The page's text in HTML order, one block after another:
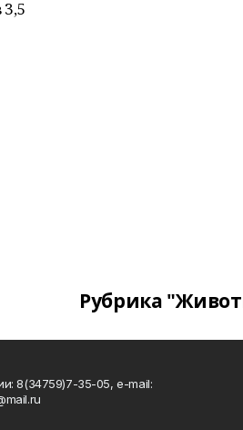
Рубрика
8(34759)7-35-05, e-mail: